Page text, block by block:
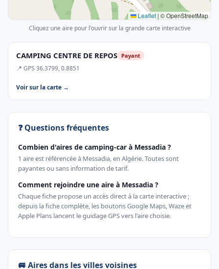
CAMPING CENTRE DE REPOS Payant
📍 GPS 36.3799, 0.8851
Voir sur la carte →
❓ Questions fréquentes
Combien d'aires de camping-car à Messadia ?
1 aire est référencée à Messadia, en Algérie. Toutes sont
payantes ou sans information de tarif.
Comment rejoindre une aire à Messadia ?
Chaque fiche propose un accès direct à la carte interactive ;
depuis la fiche complète, les boutons Google Maps, Waze et
Apple Plans lancent le guidage GPS vers l'aire choisie.
🚐 Aires dans les villes voisines
Leaflet | © OpenStreetMap
Cliquez une aire pour l'ouvrir sur la grande carte interactive